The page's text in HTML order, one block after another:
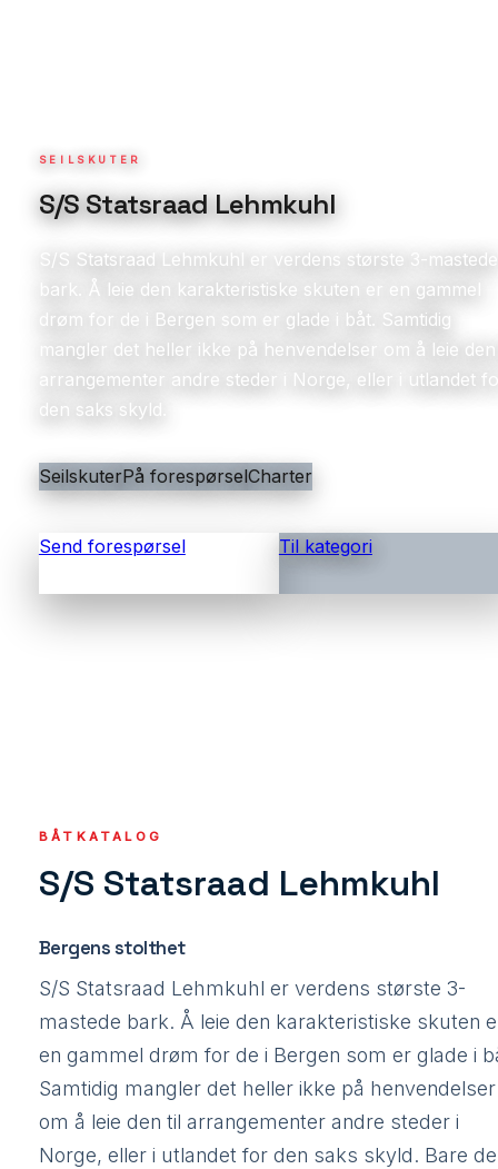
SEILSKUTER
S/S Statsraad Lehmkuhl
S/S Statsraad Lehmkuhl er verdens største 3-mastede
bark. Å leie den karakteristiske skuten er en gammel
drøm for de i Bergen som er glade i båt. Samtidig
mangler det heller ikke på henvendelser om å leie
arrangementer andre steder i Norge, eller i utlandet
den saks skyld.
SeilskuterPå forespørselCharter
Send forespørsel Til kategori
BÅTKATALOG
S/S Statsraad Lehmkuhl
Bergens stolthet
S/S Statsraad Lehmkuhl er verdens største 3-
mastede bark. Å leie den karakteristiske skuten
en gammel drøm for de i Bergen som er glade i
Samtidig mangler det heller ikke på henvendelser
om å leie den til arrangementer andre steder i
Norge, eller i utlandet for den saks skyld. Bare de